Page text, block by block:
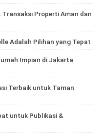
Properti Aman dan
Adalah Pilihan yang Tepat
Impian di Jakarta
Terbaik untuk Taman
untuk Publikasi &